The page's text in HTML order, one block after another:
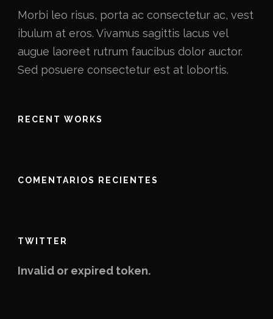
Morbi leo risus, porta ac consectetur ac, vest
ibulum at eros. Vivamus sagittis lacus vel
augue laoreet rutrum faucibus dolor auctor.
Sed posuere consectetur est at lobortis.
RECENT WORKS
COMENTARIOS RECIENTES
TWITTER
Invalid or expired token.